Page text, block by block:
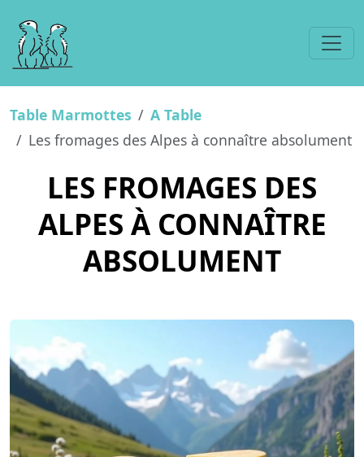
Table Marmottes
A Table
Les fromages des Alpes à connaître absolument
LES FROMAGES DES
ALPES À CONNAÎTRE
ABSOLUMENT